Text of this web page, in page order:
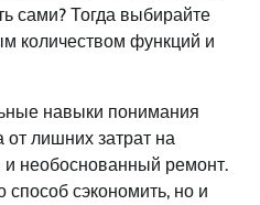
сами? Тогда выбирайте
количеством функций и
навыки понимания
от лишних затрат на
необоснованный ремонт.
способ сэкономить, но и